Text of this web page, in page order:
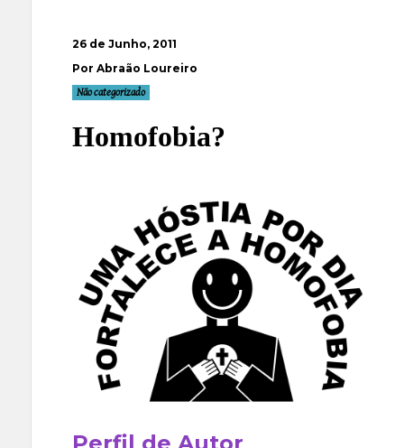
26 de Junho, 2011
Por Abraão Loureiro
Não categorizado
Homofobia?